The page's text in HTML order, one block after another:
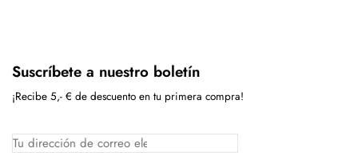
Suscríbete a nuestro boletín
¡Recibe 5,- € de descuento en tu primera compra!